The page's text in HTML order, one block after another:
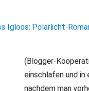
(Blogger-
einschlafen und
nachdem man